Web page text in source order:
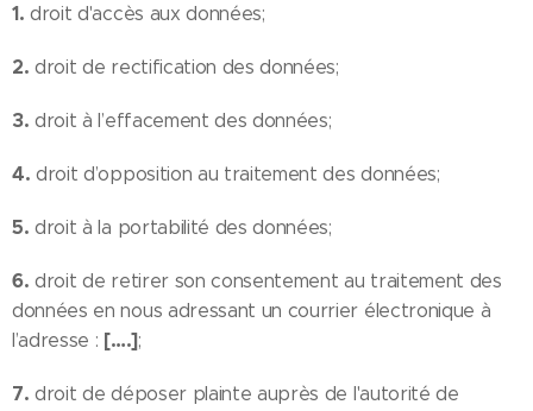
1. droit d'accès aux données;
2. droit de rectification des données;
3. droit à l’effacement des données;
4. droit d’opposition au traitement des données;
5. droit à la portabilité des données;
6. droit de retirer son consentement au traitement des
données en nous adressant un courrier électronique à
l’adresse : [….];
7. droit de déposer plainte auprès de l'autorité de